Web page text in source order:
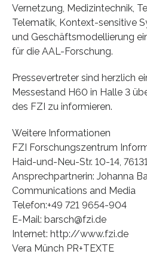
Vernetzung, Medizintechnik,
Telematik, Kontext-sensitive
und Geschäftsmodellierung
für die AAL-Forschung.
Pressevertreter sind herzlich
Messestand H60 in Halle 3
des FZI zu informieren.
Weitere Informationen
FZI Forschungszentrum
Haid-und-Neu-Str. 10-14,
Ansprechpartnerin: Johanna
Communications and Media
Telefon:+49 721 9654-904
E-Mail: barsch@fzi.de
Internet: http://www.fzi.de
Vera Münch PR+TEXTE